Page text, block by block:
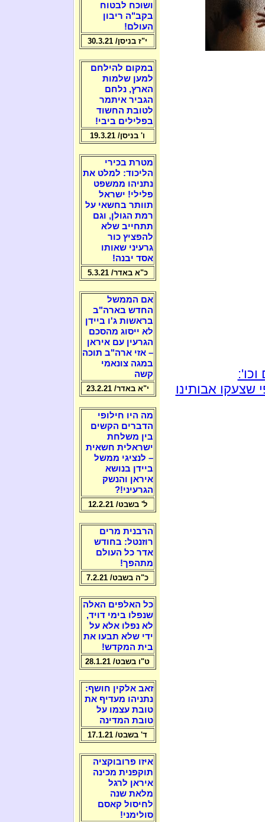
אבותינו
ושוכח לבטוח
בקב"ה ריבון
העולם!
י"ז בניסן/ 30.3.21
במקום להילחם
למען שלמות
הארץ, נלחם
הגביר איתמר
לטובת החשוד
בפלילים ביבי!
ו' בניסן/ 19.3.21
מטרת בכירי
הליכוד: למלט את
נתניהו ממשפט
פלילי! ישראל
תוותר בחשאי על
רמת הגולן, וגם
תתחייב שלא
להפציץ כור
גרעיני שאותו
אסד יבנה!
כ"א באדר/ 5.3.21
אם הממשל
החדש בארה"ב
בראשות ג'ו ביידן
לא ייסוג מהסכם
הגרעין עם איראן
– אזי ארה"ב תוכה
במגה צונאמי
קשה
י"א באדר/ 23.2.21
מה היו חילופי
הדברים הקשים
בין משלחת
ישראלית חשאית
– לנציגי ממשל
ביידן בנושא
איראן והנשק
הגרעיני!?
ל' בשבט/ 12.2.21
הרבנית מרים
רוזנטל: בחודש
אדר כל העולם
מתהפך!
כ"ה בשבט/ 7.2.21
כל האלפים האלה
שנפלו בימי דויד,
לא נפלו אלא על
ידי שלא תבעו את
בית המקדש!
ט"ו בשבט/ 28.1.21
זאב אלקין חושף:
נתניהו מעדיף את
טובת עצמו על
טובת המדינה
ד' בשבט/ 17.1.21
איזו פרובוקציה
תוקפנית מכינה
איראן לרגל
מלאת שנה
לחיסול קאסם
סולימני!